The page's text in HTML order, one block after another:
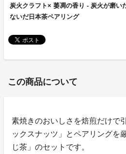
炭火クラフト× 萎凋の香り - 炭火が磨い
ないだ日本茶ペアリング
この商品について
素焼きのおいしさを焙煎だけで
ックスナッツ」とペアリングを
じ茶」のセットです。